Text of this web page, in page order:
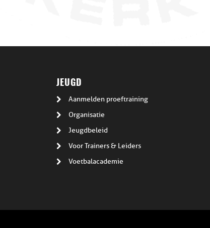
JEUGD
Aanmelden proeftraining
Organisatie
Jeugdbeleid
Voor Trainers & Leiders
Voetbalacademie